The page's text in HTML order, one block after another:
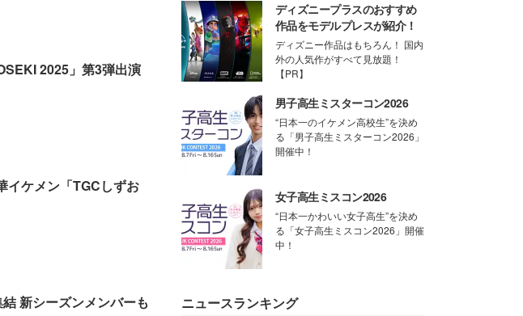
2025」第3弾出演
イケメン「TGCしずお
新シーズンメンバーも
ディズニープラスのおすすめ
作品をモデルプレスが紹介！
ディズニー作品はもちろん！ 国内
外の人気作がすべて見放題！
【PR】
男子高生ミスターコン2026
“日本一のイケメン高校生”を決め
る「男子高生ミスターコン2026」
開催中！
女子高生ミスコン2026
“日本一かわいい女子高生”を決め
る「女子高生ミスコン2026」開催
中！
ニュースランキング